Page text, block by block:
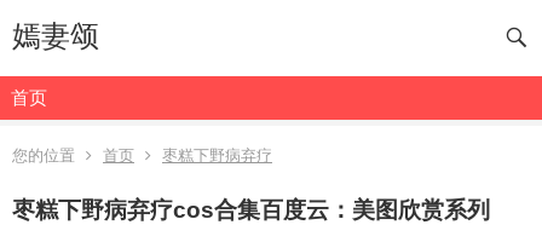
嫣妻颂
首页
您的位置 首页 枣糕下野病弃疗
枣糕下野病弃疗cos合集百度云：美图欣赏系列